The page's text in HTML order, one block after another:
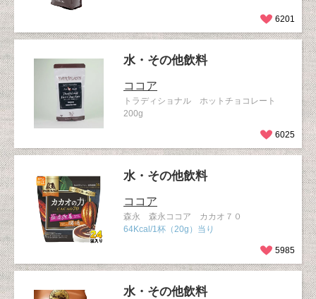
6201
水・その他飲料
ココア
トラディショナル ホットチョコレート
200g
6025
水・その他飲料
ココア
森永 森永ココア カカオ７０
64Kcal/1杯（20g）当り
5985
水・その他飲料